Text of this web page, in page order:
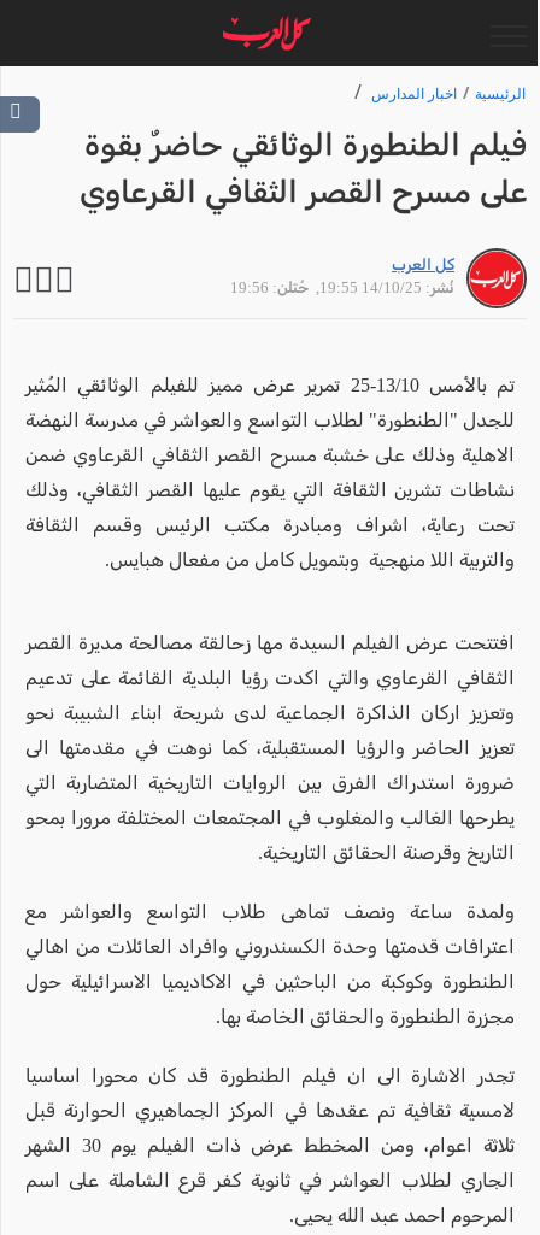
الرئيسية اخبار المدارس
فيلم الطنطورة الوثائقي حاضرٌ بقوة
على مسرح القصر الثقافي القرعاوي
كل العرب
نُشر: 14/10/25 19:55
, حُتلن: 19:56
تم بالأمس 13/10-25 تمرير عرض مميز للفيلم الوثائقي المُثير
للجدل "الطنطورة" لطلاب التواسع والعواشر في مدرسة النهضة
الاهلية وذلك على خشبة مسرح القصر الثقافي القرعاوي ضمن
نشاطات تشرين الثقافة التي يقوم عليها القصر الثقافي، وذلك
تحت رعاية، اشراف ومبادرة مكتب الرئيس وقسم الثقافة
والتربية اللا منهجية وبتمويل كامل من مفعال هبايس.
افتتحت عرض الفيلم السيدة مها زحالقة مصالحة مديرة القصر
الثقافي القرعاوي والتي اكدت رؤيا البلدية القائمة على تدعيم
وتعزيز اركان الذاكرة الجماعية لدى شريحة ابناء الشبيبة نحو
تعزيز الحاضر والرؤيا المستقبلية، كما نوهت في مقدمتها الى
ضرورة استدراك الفرق بين الروايات التاريخية المتضاربة التي
يطرحها الغالب والمغلوب في المجتمعات المختلفة مرورا بمحو
التاريخ وقرصنة الحقائق التاريخية.
ولمدة ساعة ونصف تماهى طلاب التواسع والعواشر مع
اعترافات قدمتها وحدة الكسندروني وافراد العائلات من اهالي
الطنطورة وكوكبة من الباحثين في الاكاديميا الاسرائيلية حول
مجزرة الطنطورة والحقائق الخاصة بها.
تجدر الاشارة الى ان فيلم الطنطورة قد كان محورا اساسيا
لامسية ثقافية تم عقدها في المركز الجماهيري الحوارنة قبل
ثلاثة اعوام، ومن المخطط عرض ذات الفيلم يوم 30 الشهر
الجاري لطلاب العواشر في ثانوية كفر قرع الشاملة على اسم
المرحوم احمد عبد الله يحيى.